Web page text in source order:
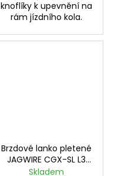
knoflíky k upevnění na
rám jízdního kola.
Brzdové lanko pletené
JAGWIRE CGX-SL L3
stříbrné A5
Skladem